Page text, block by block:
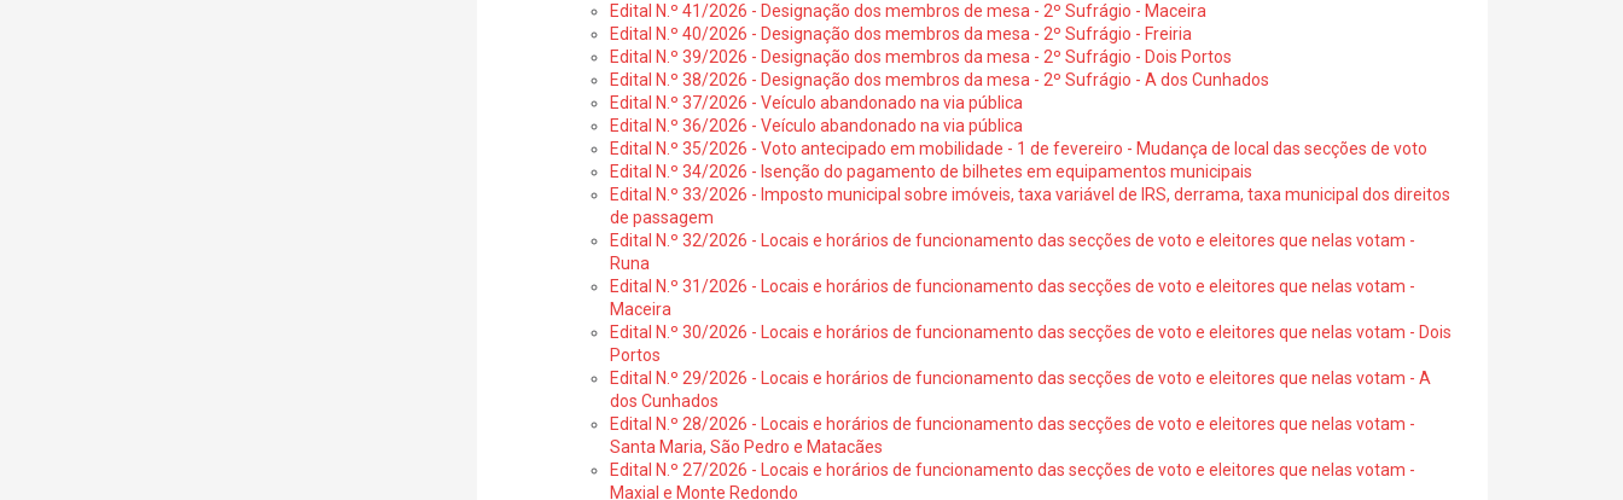
Edital N.º 41/2026 - Designação dos membros de mesa - 2º Sufrágio - Maceira
Edital N.º 40/2026 - Designação dos membros da mesa - 2º Sufrágio - Freiria
Edital N.º 39/2026 - Designação dos membros da mesa - 2º Sufrágio - Dois Portos
Edital N.º 38/2026 - Designação dos membros da mesa - 2º Sufrágio - A dos Cunhados
Edital N.º 37/2026 - Veículo abandonado na via pública
Edital N.º 36/2026 - Veículo abandonado na via pública
Edital N.º 35/2026 - Voto antecipado em mobilidade - 1 de fevereiro - Mudança de local das secções de voto
Edital N.º 34/2026 - Isenção do pagamento de bilhetes em equipamentos municipais
Edital N.º 33/2026 - Imposto municipal sobre imóveis, taxa variável de IRS, derrama, taxa municipal dos direitos
de passagem
Edital N.º 32/2026 - Locais e horários de funcionamento das secções de voto e eleitores que nelas votam -
Runa
Edital N.º 31/2026 - Locais e horários de funcionamento das secções de voto e eleitores que nelas votam -
Maceira
Edital N.º 30/2026 - Locais e horários de funcionamento das secções de voto e eleitores que nelas votam - Dois
Portos
Edital N.º 29/2026 - Locais e horários de funcionamento das secções de voto e eleitores que nelas votam - A
dos Cunhados
Edital N.º 28/2026 - Locais e horários de funcionamento das secções de voto e eleitores que nelas votam -
Santa Maria, São Pedro e Matacães
Edital N.º 27/2026 - Locais e horários de funcionamento das secções de voto e eleitores que nelas votam -
Maxial e Monte Redondo